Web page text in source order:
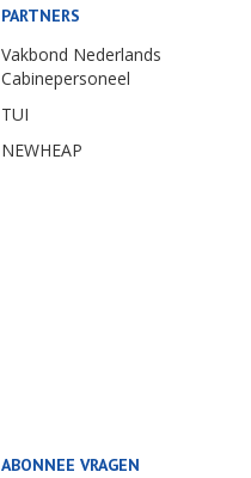
PARTNERS
Vakbond Nederlands
Cabinepersoneel
TUI
NEWHEAP
ABONNEE VRAGEN